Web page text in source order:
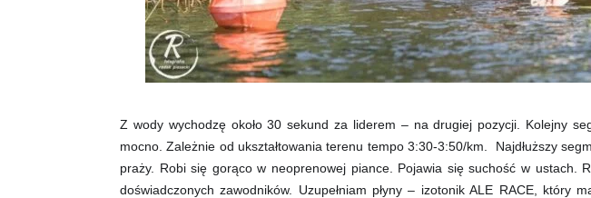
Z wody wychodzę około 30 sekund za liderem – na drugiej pozycji. Kolejny
mocno. Zależnie od ukształtowania terenu tempo 3:30-3:50/km. Najdłuższy
praży. Robi się gorąco w neoprenowej piance. Pojawia się suchość w ustach.
doświadczonych zawodników. Uzupełniam płyny – izotonik ALE RACE,